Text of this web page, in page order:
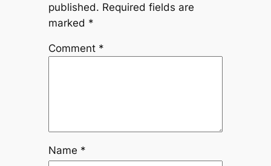
published. Required fields are
marked *
Comment *
Name *